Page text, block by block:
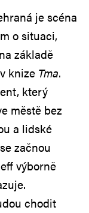
je scéna
o situaci,
základě
knize Tma.
který
městě bez
a lidské
začnou
výborně
chodit